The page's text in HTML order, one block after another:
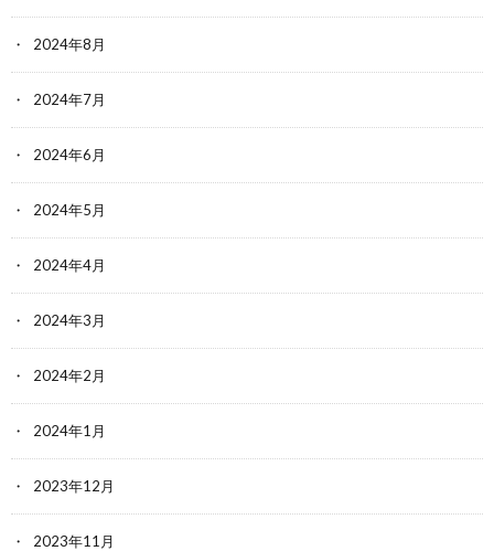
2024年8月
2024年7月
2024年6月
2024年5月
2024年4月
2024年3月
2024年2月
2024年1月
2023年12月
2023年11月